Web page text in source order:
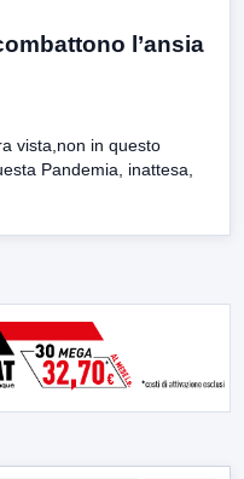
l’ansia
vista,non in questo
Pandemia, inattesa,